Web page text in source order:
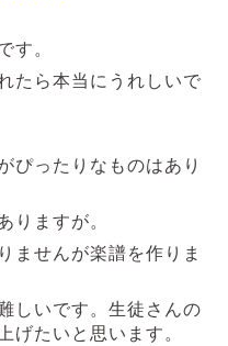
す。
たら本当にうれしいで
ぴったりなものはあり
りますが。
ませんが楽譜を作りま
しいです。生徒さんの
げたいと思います。